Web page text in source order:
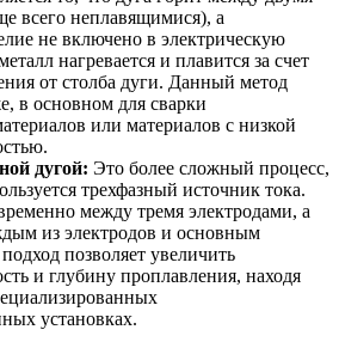
всего неплавящимися), а
не включено в электрическую
нагревается и плавится за счет
от столба дуги. Данный метод
в основном для сварки
или материалов с низкой
дугой: Это более сложный процесс,
трехфазный источник тока.
между тремя электродами, а
из электродов и основным
позволяет увеличить
и глубину проплавления, находя
установках.